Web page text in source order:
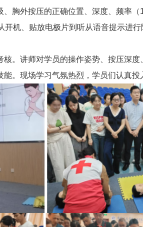
胸外按压的正确位置、深度、频率
机、贴放电极片到听从语音提示进行
。讲师对学员的操作姿势、按压深
。现场学习气氛热烈，学员们认真投